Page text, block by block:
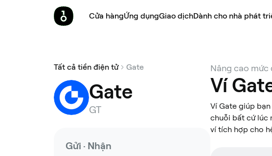
Cửa hàngỨng dụngGiao dịchDành cho nhà phát
Tất cả tiền điện tử Gate
Gate
GT
Gửi · Nhận
Nâng cao mức
Ví
Ví Gate giúp
chuỗi bất cứ lúc
ví tích hợp cho